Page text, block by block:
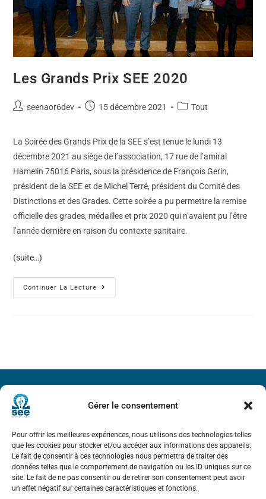
Gérer le consentement
Pour offrir les meilleures expériences, nous utilisons des technologies telles
que les cookies pour stocker et/ou accéder aux informations des appareils.
Le fait de consentir à ces technologies nous permettra de traiter des
données telles que le comportement de navigation ou les ID uniques sur ce
site. Le fait de ne pas consentir ou de retirer son consentement peut avoir
un effet négatif sur certaines caractéristiques et fonctions.
Les Grands Prix SEE 2020
seenaor6dev 15 décembre 2021 Tout
La Soirée des Grands Prix de la SEE s’est tenue le lundi 13
décembre 2021 au siège de l’association, 17 rue de l’amiral
Hamelin 75016 Paris, sous la présidence de François Gerin,
président de la SEE et de Michel Terré, président du Comité des
Distinctions et des Grades. Cette soirée a pu permettre la remise
officielle des grades, médailles et prix 2020 qui n’avaient pu l’être
l’année dernière en raison du contexte sanitaire.
(suite…)
Continuer La Lecture
Société de l’Electricité, de l’Electronique et des Technologies
de l’Information et de la Communication
17 rue de l’Amiral Hamelin 75116 Paris
Métro : « Boissière » Ligne 6 et « Iéna » Ligne 9
Téléphone : (+33) 1 56 90 37 17